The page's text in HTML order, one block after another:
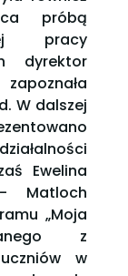
próbą
pracy
dyrektor
W dalszej
Ewelina
Matloch
„Moja
z
w